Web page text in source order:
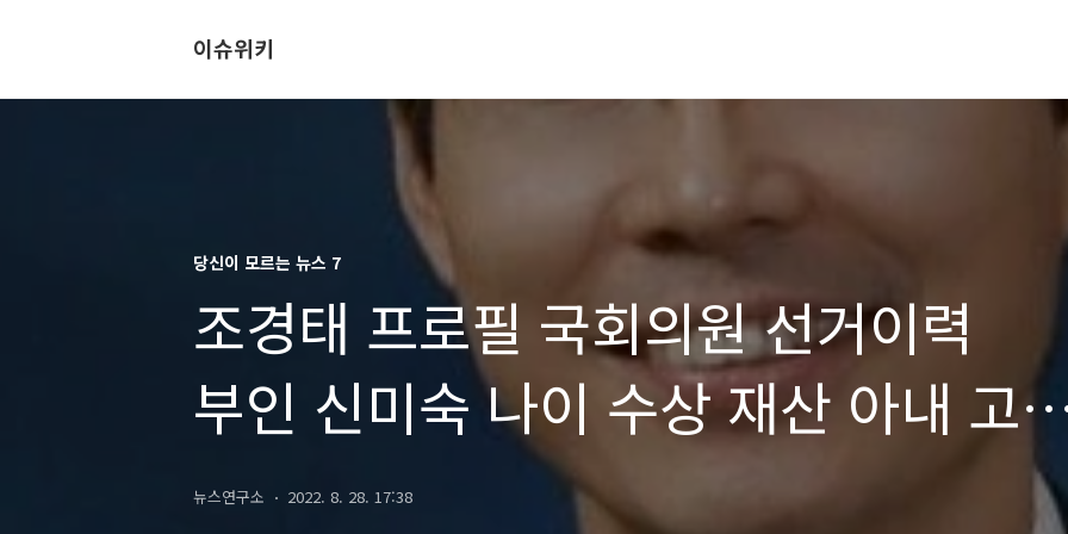
이슈위키
당신이 모르는 뉴스 7
조경태 프로필 국회의원 선거이력
부인 신미숙 나이 수상 재산 아내 고
도서
뉴스연구소 2022. 8. 28. 17:38